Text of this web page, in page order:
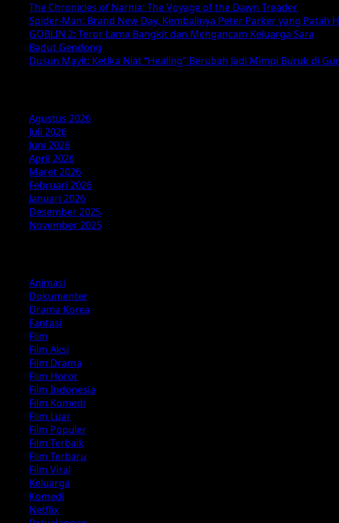
Misteri
dalam
Kehidupan
Seorang
Tukang
The Chronicles of Narnia: The Voyage of the Dawn Treader
Spider-Man: Brand New Day, Kembalinya Peter Parker yang Patah
GOBLIN 2: Teror Lama Bangkit dan Mengancam Keluarga Sara
Badut Gendong
Dusun Mayit: Ketika Niat “Healing” Berubah Jadi Mimpi Buruk di
Agustus 2026
Juli 2026
Juni 2026
April 2026
Maret 2026
Februari 2026
Januari 2026
Desember 2025
November 2025
Animasi
Dokumenter
Drama Korea
Fantasi
Film
Film Aksi
Film Drama
Film Horor
Film Indonesia
Film Komedi
Film Luar
Film Populer
Film Terbaik
Film Terbaru
Film Viral
Keluarga
Komedi
Netflix